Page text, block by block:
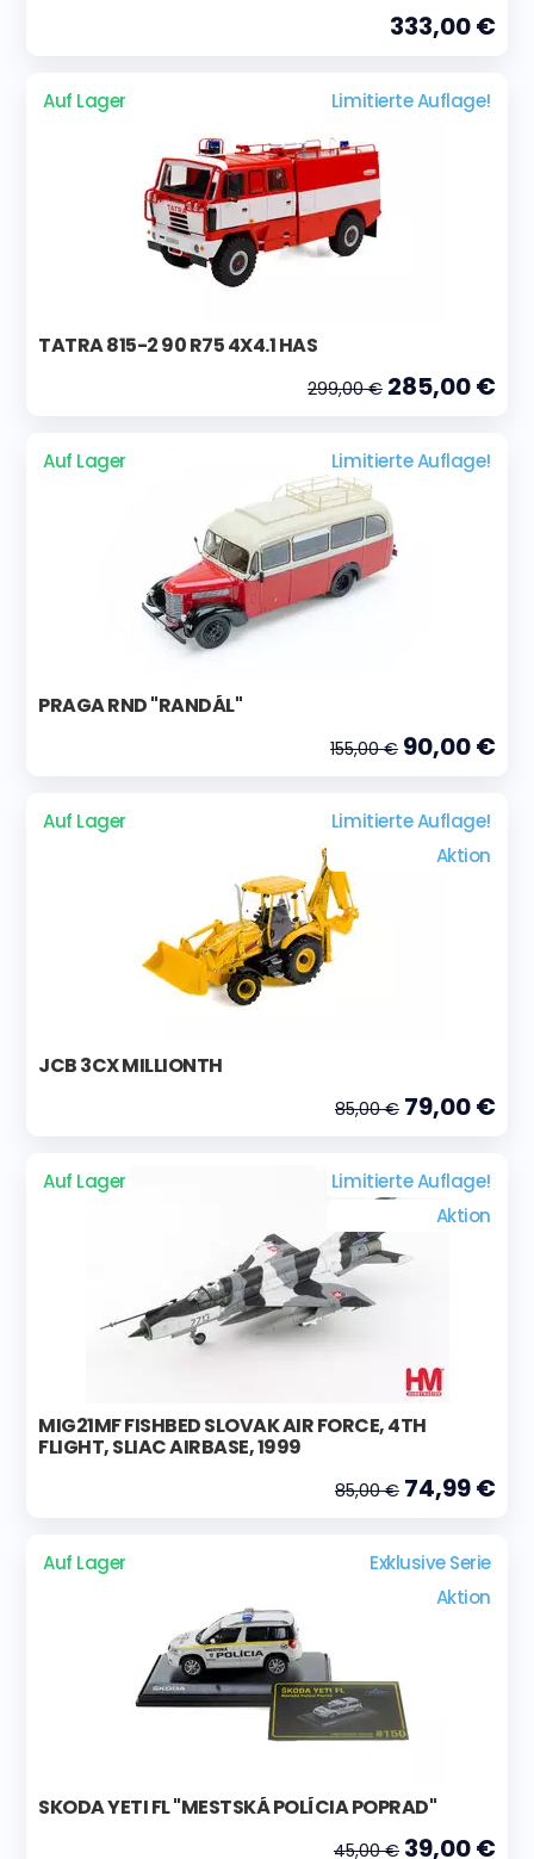
333,00 €
Auf Lager Limitierte Auflage!
TATRA 815-2 90 R75 4X4.1 HAS
299,00 € 285,00 €
Auf Lager Limitierte Auflage!
PRAGA RND "RANDÁL"
155,00 € 90,00 €
Auf Lager
Limitierte Auflage!
Aktion
JCB 3CX MILLIONTH
85,00 € 79,00 €
Auf Lager
Limitierte Auflage!
Aktion
MIG21MF FISHBED SLOVAK AIR FORCE, 4TH
FLIGHT, SLIAC AIRBASE, 1999
85,00 € 74,99 €
Auf Lager
Exklusive Serie
Aktion
SKODA YETI FL "MESTSKÁ POLÍCIA POPRAD"
45,00 € 39,00 €